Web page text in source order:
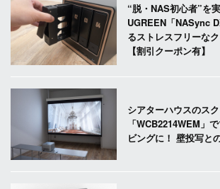
“脱・NAS初心者”を
UGREEN「NASync
るストレスフリーな
【割引クーポン有】
シアターハウスのス
「WCB2214WEM」
ビングに！ 壁投写と